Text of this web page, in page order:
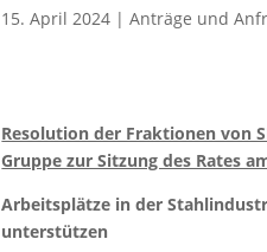
15. April 2024 |Anträge und
Resolution der Fraktionen von
Gruppe zur Sitzung des Rates
Arbeitsplätze in der
unterstützen